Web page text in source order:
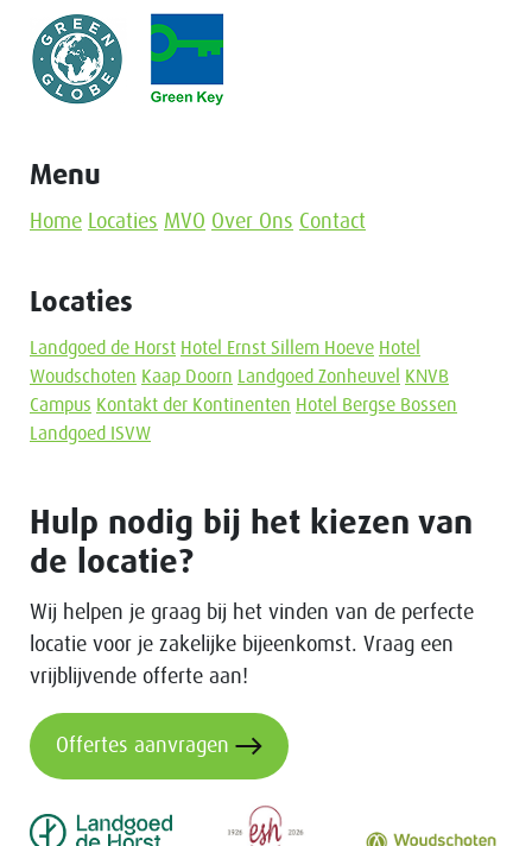
Menu
Home Locaties MVO Over Ons Contact
Locaties
Landgoed de Horst Hotel Ernst Sillem Hoeve Hotel
Woudschoten Kaap Doorn Landgoed Zonheuvel
KNVB
Campus Kontakt der Kontinenten Hotel Bergse Bossen
Landgoed ISVW
Hulp nodig bij het kiezen van
de locatie?
Wij helpen je graag bij het vinden van de perfecte
locatie voor je zakelijke bijeenkomst. Vraag een
vrijblijvende offerte aan!
Offertes aanvragen